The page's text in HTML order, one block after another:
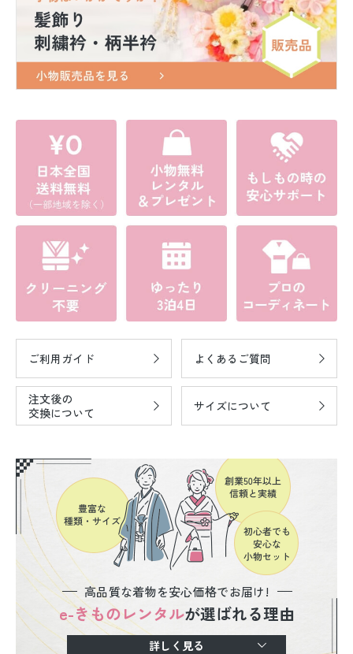
ご利用ガイド よくあるご質問
注文後の
交換について
サイズについて
高品質な着物を安心価格でお届け!
e-きものレンタルが選ばれる理由
詳しく見る